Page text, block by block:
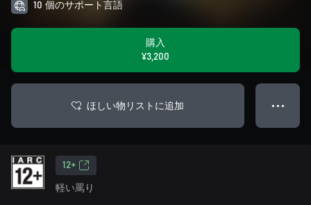
10 個のサポート言語
購入
¥3,200
ほしい物リストに追加 ● ● ●
12+
軽い罵り